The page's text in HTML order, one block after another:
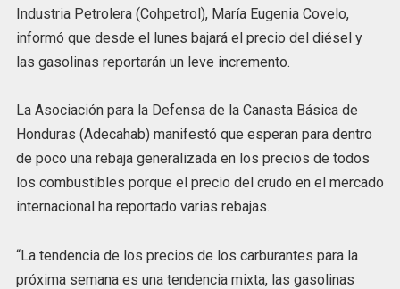
Industria Petrolera (Cohpetrol), María Eugenia Covelo,
informó que desde el lunes bajará el precio del diésel y
las gasolinas reportarán un leve incremento.
La Asociación para la Defensa de la Canasta Básica de
Honduras (Adecahab) manifestó que esperan para dentro
de poco una rebaja generalizada en los precios de todos
los combustibles porque el precio del crudo en el mercado
internacional ha reportado varias rebajas.
“La tendencia de los precios de los carburantes para la
próxima semana es una tendencia mixta, las gasolinas